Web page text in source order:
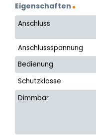
Eigenschaften
Anschluss
Anschlussspannung
Bedienung
Schutzklasse
Dimmbar